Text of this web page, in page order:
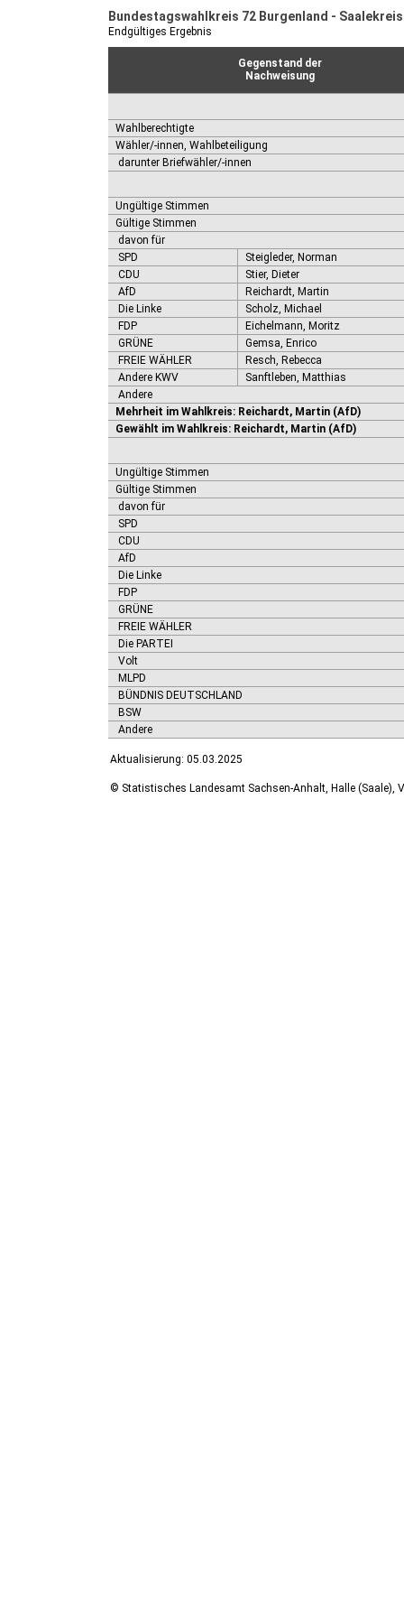
Bundestagswahlkreis 72 Burgenland - Saalekreis
Endgültiges Ergebnis
Gegenstand der
Nachweisung
Wahlberechtigte
Wähler/-innen, Wahlbeteiligung
darunter Briefwähler/-innen
Ungültige Stimmen
Gültige Stimmen
davon für
SPD
Steigleder, Norman
CDU
Stier, Dieter
AfD
Reichardt, Martin
Die Linke
Scholz, Michael
FDP
Eichelmann, Moritz
GRÜNE
Gemsa, Enrico
FREIE WÄHLER
Resch, Rebecca
Andere KWV
Sanftleben, Matthias
Andere
Mehrheit im Wahlkreis: Reichardt, Martin (AfD)
Gewählt im Wahlkreis: Reichardt, Martin (AfD)
Ungültige Stimmen
Gültige Stimmen
davon für
SPD
CDU
AfD
Die Linke
FDP
GRÜNE
FREIE WÄHLER
Die PARTEI
Volt
MLPD
BÜNDNIS DEUTSCHLAND
BSW
Andere
Aktualisierung: 05.03.2025
© Statistisches Landesamt Sachsen-Anhalt, Halle (Saale),